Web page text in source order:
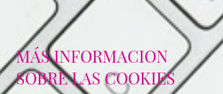
MÁS INFORMACION
SOBRE LAS COOKIES